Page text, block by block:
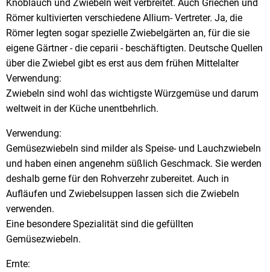
Knoblauch und Zwiebeln weit verbreitet. Auch Griechen und
Römer kultivierten verschiedene Allium- Vertreter. Ja, die
Römer legten sogar spezielle Zwiebelgärten an, für die sie
eigene Gärtner - die ceparii - beschäftigten. Deutsche Quellen
über die Zwiebel gibt es erst aus dem frühen Mittelalter
Verwendung:
Zwiebeln sind wohl das wichtigste Würzgemüse und darum
weltweit in der Küche unentbehrlich.
Verwendung:
Gemüsezwiebeln sind milder als Speise- und Lauchzwiebeln
und haben einen angenehm süßlich Geschmack. Sie werden
deshalb gerne für den Rohverzehr zubereitet. Auch in
Aufläufen und Zwiebelsuppen lassen sich die Zwiebeln
verwenden.
Eine besondere Spezialität sind die gefüllten
Gemüsezwiebeln.
Ernte: